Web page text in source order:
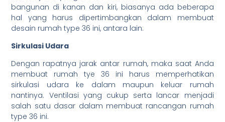
bangunan di kanan dan kiri, biasanya ada beberapa
hal yang harus dipertimbangkan dalam membuat
desain rumah type 36 ini, antara lain:
Sirkulasi Udara
Dengan rapatnya jarak antar rumah, maka saat Anda
membuat rumah tye 36 ini harus memperhatikan
sirkulasi udara ke dalam maupun keluar rumah
nantinya. Ventilasi yang cukup serta lancar menjadi
salah satu dasar dalam membuat rancangan rumah
type 36 ini.